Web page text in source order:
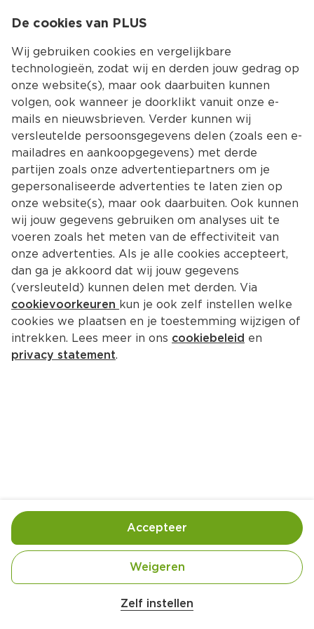
Kies jouw
Terug Producten
PLUS Maiswafels sour cream
onion
Handige informatie over dit product
Laagblijver
De cookies van PLUS
Wij gebruiken cookies en vergelijkbare
technologieën, zodat wij en derden jouw gedrag op
onze website(s), maar ook daarbuiten kunnen
volgen, ook wanneer je doorklikt vanuit onze e-
mails en nieuwsbrieven. Verder kunnen wij
versleutelde persoonsgegevens delen (zoals een e-
mailadres en aankoopgegevens) met derde
partijen zoals onze advertentiepartners om je
gepersonaliseerde advertenties te laten zien op
onze website(s), maar ook daarbuiten. Ook kunnen
wij jouw gegevens gebruiken om analyses uit te
voeren zoals het meten van de effectiviteit van
onze advertenties. Als je alle cookies accepteert,
dan ga je akkoord dat wij jouw gegevens
(versleuteld) kunnen delen met derden. Via
cookievoorkeuren kun je ook zelf instellen welke
cookies we plaatsen en je toestemming wijzigen of
intrekken. Lees meer in ons cookiebeleid en
privacy statement.
Zelf instellen
Weigeren
Accepteer